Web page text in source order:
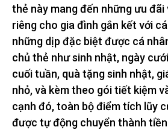
thẻ này mang đến những ưu
riêng cho gia đình gắn kết với
những dịp đặc biệt được cá
chủ thẻ như sinh nhật, ngày
cuối tuần, quà tặng sinh nhật,
nhỏ, và kèm theo gói tiết kiệm
cạnh đó, toàn bộ điểm tích lũy
được tự động chuyển thành